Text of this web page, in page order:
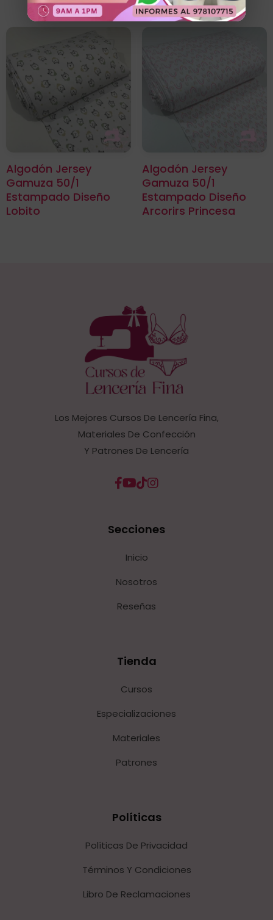
Algodón Jersey
Gamuza 50/1
Estampado Diseño
Lobito
Algodón Jersey
Gamuza 50/1
Estampado Diseño
Arcorirs Princesa
Los Mejores Cursos De Lencería Fina,
Materiales De Confección
Y Patrones De Lencería
Secciones
Inicio
Nosotros
Reseñas
Tienda
Cursos
Especializaciones
Materiales
Patrones
Políticas
Políticas De Privacidad
Términos Y Condiciones
Libro De Reclamaciones